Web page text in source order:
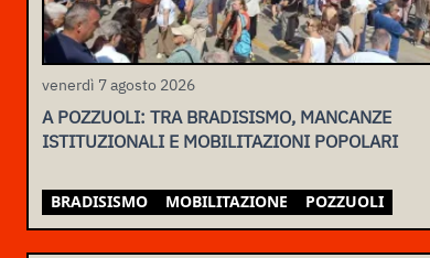
venerdì 7 agosto 2026
A POZZUOLI: TRA BRADISISMO, MANCANZE
ISTITUZIONALI E MOBILITAZIONI POPOLARI
BRADISISMO MOBILITAZIONE POZZUOLI